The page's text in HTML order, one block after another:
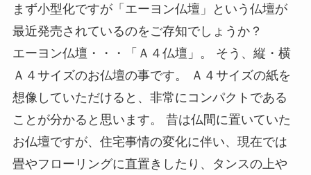
まず小型化ですが「エーヨン仏壇」という仏壇が
最近発売されているのをご存知でしょうか？
エーヨン仏壇・・・「Ａ４仏壇」。 そう、縦・横
Ａ４サイズのお仏壇の事です。 Ａ４サイズの紙を
想像していただけると、非常にコンパクトである
ことが分かると思います。 昔は仏間に置いていた
お仏壇ですが、住宅事情の変化に伴い、現在では
畳やフローリングに直置きしたり、タンスの上や